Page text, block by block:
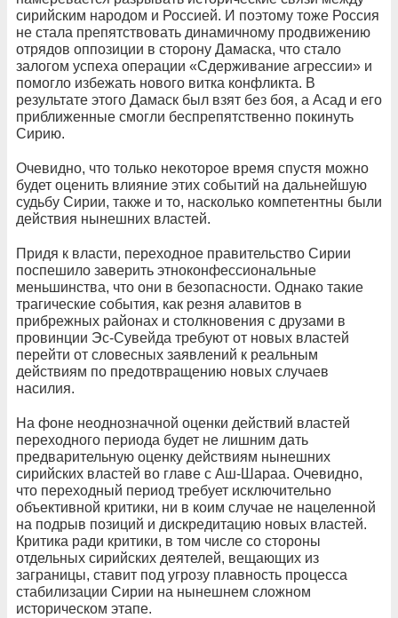
сирийским народом и Россией. И поэтому тоже Россия
не стала препятствовать динамичному продвижению
отрядов оппозиции в сторону Дамаска, что стало
залогом успеха операции «Сдерживание агрессии» и
помогло избежать нового витка конфликта. В
результате этого Дамаск был взят без боя, а Асад и его
приближенные смогли беспрепятственно покинуть
Сирию.
Очевидно, что только некоторое время спустя можно
будет оценить влияние этих событий на дальнейшую
судьбу Сирии, также и то, насколько компетентны были
действия нынешних властей.
Придя к власти, переходное правительство Сирии
поспешило заверить этноконфессиональные
меньшинства, что они в безопасности. Однако такие
трагические события, как резня алавитов в
прибрежных районах и столкновения с друзами в
провинции Эс-Сувейда требуют от новых властей
перейти от словесных заявлений к реальным
действиям по предотвращению новых случаев
насилия.
На фоне неоднозначной оценки действий властей
переходного периода будет не лишним дать
предварительную оценку действиям нынешних
сирийских властей во главе с Аш-Шараа. Очевидно,
что переходный период требует исключительно
объективной критики, ни в коим случае не нацеленной
на подрыв позиций и дискредитацию новых властей.
Критика ради критики, в том числе со стороны
отдельных сирийских деятелей, вещающих из
заграницы, ставит под угрозу плавность процесса
стабилизации Сирии на нынешнем сложном
историческом этапе.